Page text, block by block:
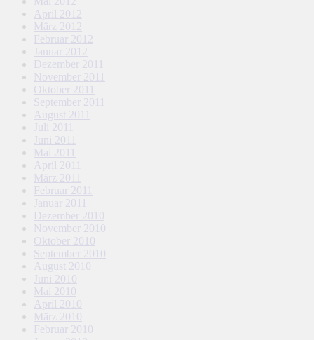
April 2012
März 2012
Februar 2012
Januar 2012
Dezember 2011
November 2011
Oktober 2011
September 2011
August 2011
Juli 2011
Juni 2011
Mai 2011
April 2011
März 2011
Februar 2011
Januar 2011
Dezember 2010
November 2010
Oktober 2010
September 2010
August 2010
Juni 2010
Mai 2010
April 2010
März 2010
Februar 2010